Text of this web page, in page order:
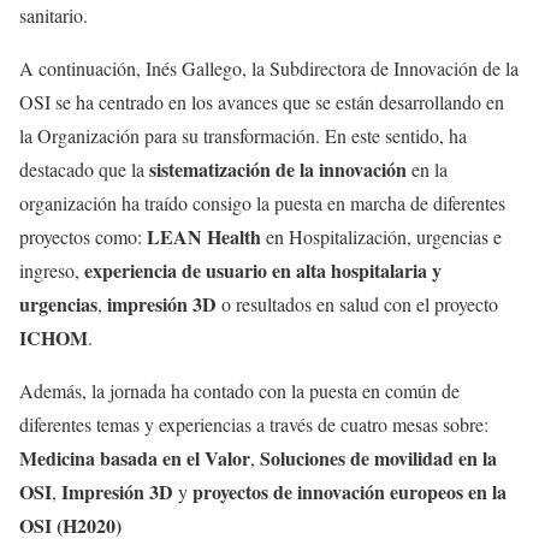
sanitario.
A continuación, Inés Gallego, la Subdirectora de Innovación de la
OSI se ha centrado en los avances que se están desarrollando en
la Organización para su transformación. En este sentido, ha
destacado que la sistematización de la innovaciónen la
organización ha traído consigo la puesta en marcha de diferentes
proyectos como: LEAN Healthen Hospitalización, urgencias e
ingreso, experiencia de usuario en alta hospitalaria y
urgencias, impresión 3D o resultados en salud con el proyecto
ICHOM.
Además, la jornada ha contado con la puesta en común de
diferentes temas y experiencias a través de cuatro mesas sobre:
Medicina basada en el Valor, Soluciones de movilidad en la
OSI, Impresión 3D yproyectos de innovación europeos en la
OSI (H2020)